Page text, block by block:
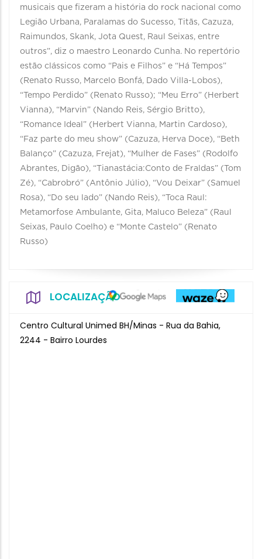
musicais que fizeram a história do rock nacional como
Legião Urbana, Paralamas do Sucesso, Titãs, Cazuza,
Raimundos, Skank, Jota Quest, Raul Seixas, entre
outros”, diz o maestro Leonardo Cunha. No repertório
estão clássicos como “Pais e Filhos” e “Há Tempos”
(Renato Russo, Marcelo Bonfá, Dado Villa-Lobos),
“Tempo Perdido” (Renato Russo); “Meu Erro” (Herbert
Vianna), “Marvin” (Nando Reis, Sérgio Britto),
“Romance Ideal” (Herbert Vianna, Martin Cardoso),
“Faz parte do meu show” (Cazuza, Herva Doce), “Beth
Balanço” (Cazuza, Frejat), “Mulher de Fases” (Rodolfo
Abrantes, Digão), “Tianastácia:Conto de Fraldas” (Tom
Zé), “Cabrobró” (Antônio Júlio), “Vou Deixar” (Samuel
Rosa), “Do seu lado” (Nando Reis), “Toca Raul:
Metamorfose Ambulante, Gita, Maluco Beleza” (Raul
Seixas, Paulo Coelho) e “Monte Castelo” (Renato
Russo)
LOCALIZAÇÃO
Centro Cultural Unimed BH/Minas - Rua da Bahia,
2244 - Bairro Lourdes